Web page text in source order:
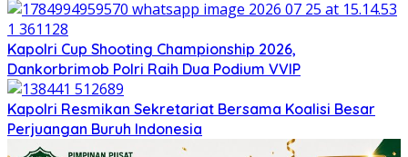
Kapolri Cup Shooting Championship 2026,
Dankorbrimob Polri Raih Dua Podium VVIP
Kapolri Resmikan Sekretariat Bersama Koalisi Besar
Perjuangan Buruh Indonesia